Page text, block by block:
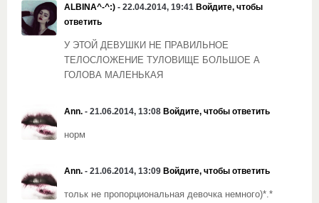
ALBINA^-^:) - 22.04.2014, 19:41 Войдите, чтобы
ответить
У ЭТОЙ ДЕВУШКИ НЕ ПРАВИЛЬНОЕ
ТЕЛОСЛОЖЕНИЕ ТУЛОВИЩЕ БОЛЬШОЕ А
ГОЛОВА МАЛЕНЬКАЯ
Ann. - 21.06.2014, 13:08 Войдите, чтобы ответить
норм
Ann. - 21.06.2014, 13:09 Войдите, чтобы ответить
тольк не пропорциональная девочка немного)*.*